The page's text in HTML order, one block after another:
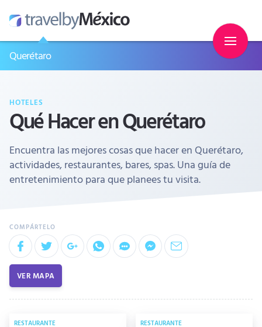
Querétaro
HOTELES
Qué Hacer en Querétaro
Encuentra las mejores cosas que hacer en Querétaro,
actividades, restaurantes, bares, spas. Una guía de
entretenimiento para que planees tu visita.
VER MAPA
RESTAURANTE RESTAURANTE